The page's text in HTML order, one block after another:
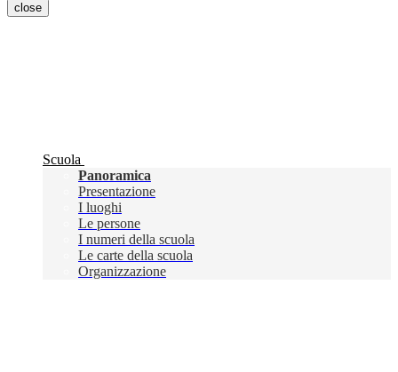
close
Scuola
Panoramica
Presentazione
I luoghi
Le persone
I numeri della scuola
Le carte della scuola
Organizzazione